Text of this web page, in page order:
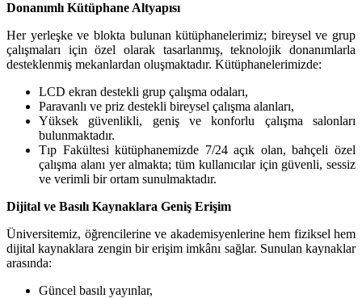
Donanımlı Kütüphane Altyapısı
Her yerleşke ve blokta bulunan kütüphanelerimiz; bireysel ve grup
çalışmaları için özel olarak tasarlanmış, teknolojik donanımlarla
desteklenmiş mekanlardan oluşmaktadır. Kütüphanelerimizde:
LCD ekran destekli grup çalışma odaları,
Paravanlı ve priz destekli bireysel çalışma alanları,
Yüksek güvenlikli, geniş ve konforlu çalışma salonları
bulunmaktadır.
Tıp Fakültesi kütüphanemizde 7/24 açık olan, bahçeli özel
çalışma alanı yer almakta; tüm kullanıcılar için güvenli, sessiz
ve verimli bir ortam sunulmaktadır.
Dijital ve Basılı Kaynaklara Geniş Erişim
Üniversitemiz, öğrencilerine ve akademisyenlerine hem fiziksel hem
dijital kaynaklara zengin bir erişim imkânı sağlar. Sunulan kaynaklar
arasında:
Güncel basılı yayınlar,